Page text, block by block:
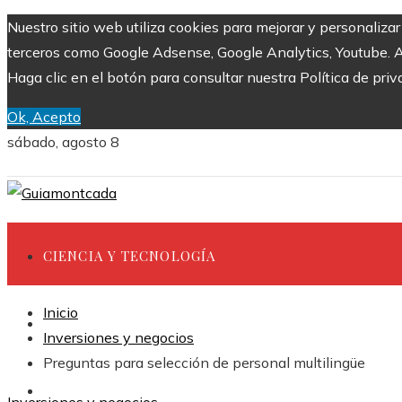
Nuestro sitio web utiliza cookies para mejorar y
terceros como Google Adsense, Google Analytics,
Haga clic en el botón para consultar nuestra Política de
Ok, Acepto
sábado, agosto 8
CIENCIA Y TECNOLOGÍA
INVERSIONES Y NEGOCIOS
Inicio
Inversiones y negocios
Preguntas para selección de personal multilingüe